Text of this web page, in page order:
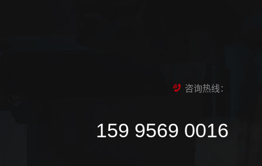
咨询热线：
159 9569 0016